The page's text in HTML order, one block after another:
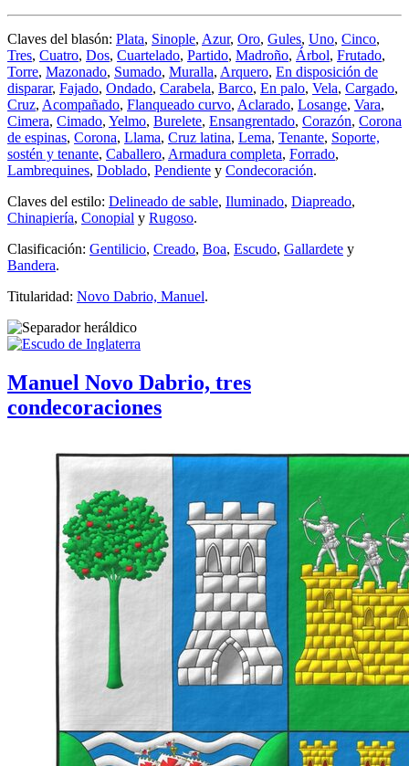
Claves del blasón: Plata, Sinople, Azur, Oro, Gules, Uno, Cinco,
Tres, Cuatro, Dos, Cuartelado, Partido, Madroño, Árbol, Frutado,
Torre, Mazonado, Sumado, Muralla, Arquero, En disposición de
disparar, Fajado, Ondado, Carabela, Barco, En palo, Vela, Cargado,
Cruz, Acompañado, Flanqueado curvo, Aclarado, Losange, Vara,
Cimera, Cimado, Yelmo, Burelete, Ensangrentado, Corazón, Corona
de espinas, Corona, Llama, Cruz latina, Lema, Tenante, Soporte,
sostén y tenante, Caballero, Armadura completa, Forrado,
Lambrequines, Doblado, Pendiente y Condecoración.
Claves del estilo: Delineado de sable, Iluminado, Diapreado,
Chinapiería, Conopial y Rugoso.
Clasificación: Gentilicio, Creado, Boa, Escudo, Gallardete y
Bandera.
Titularidad: Novo Dabrio, Manuel.
Manuel Novo Dabrio, tres
condecoraciones